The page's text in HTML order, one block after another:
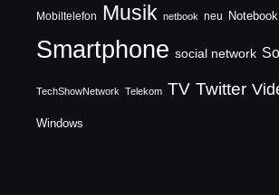
Mobiltelefon Musik netbook neu Notebook
Smartphone social network
TechShowNetwork Telekom TV Twitter
Windows